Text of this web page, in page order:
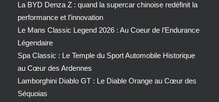
La BYD Denza Z : quand la supercar chinoise redéfinit la
performance et l’innovation
Le Mans Classic Legend 2026 : Au Coeur de l’Endurance
Légendaire
Spa Classic : Le Temple du Sport Automobile Historique
au Cœur des Ardennes
Lamborghini Diablo GT : Le Diable Orange au Cœur des
Séquoias